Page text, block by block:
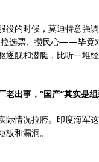
役的时候，莫迪特意强
拉选票、攒民心——毕竟
逐舰和潜艇，比听一堆
老出事，“国产”其实是
际情况拉胯。印度海军
和漏洞。